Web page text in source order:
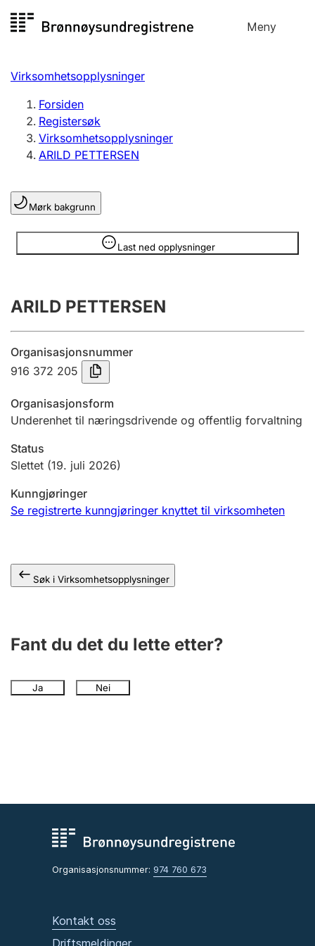
til
Meny
Registersøk
Aksjeselskap
Enkeltpersonforetak
Registrere, endre, slette
Lag og forening
Registrere, endre, slette
Innsending og forsinkelsesgebyr
Tinglysing
Jeger
Offentlig sektor
Andre tema
Virksomhetsopplysninger
Forsiden
Registersøk
Virksomhetsopplysninger
ARILD PETTERSEN
Mørk bakgrunn
Last ned opplysninger
Opplysninger er skjult
ARILD PETTERSEN
Organisasjonsnummer
916 372 205
Organisasjonsform
Underenhet til næringsdrivende og offentlig forvaltning
Status
Slettet (19. juli 2026)
Kunngjøringer
Se registrerte kunngjøringer knyttet til virksomheten
Søk i Virksomhetsopplysninger
Fant du det du lette etter?
Ja Nei
Organisasjonsnummer: 974 760 673
Kontakt oss